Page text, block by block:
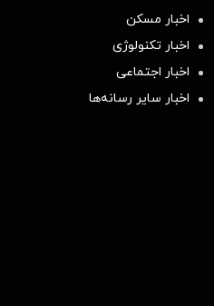
اخبار مسکن
اخبار تکنولوژی
اخبار اجتماعی
اخبار سایر رسانه‌‌ها